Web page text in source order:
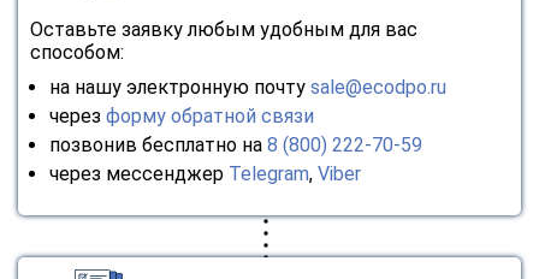
Оставьте заявку любым удобным для вас
способом:
на нашу электронную почту sale@ecodpo.ru
через форму обратной связи
позвонив бесплатно на 8 (800) 222-70-59
через мессенджер Telegram, Viber